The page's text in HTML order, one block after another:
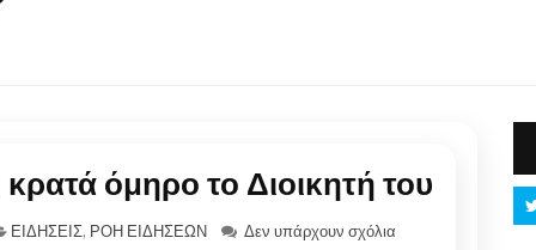
όμηρο το Διοικητή του
ΕΙΔΗΣΕΙΣ, ΡΟΗ ΕΙΔΗΣΕΩΝ Δεν υπάρχουν σχόλια